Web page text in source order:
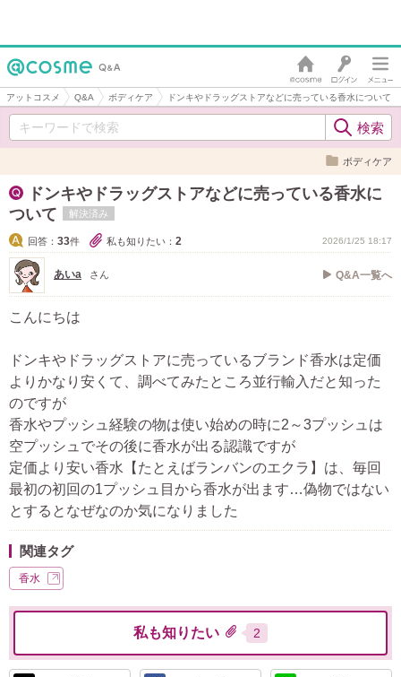
アットコスメ Q&A ボディケア ドンキやドラッグストアなどに売っている香水について
ボディケア
ドンキやドラッグストアなどに売っている香水に
ついて
解決済み
回答： 33件 私も知りたい： 2 2026/1/25 18:17
あいa さん Q&A一覧へ
こんにちは
ドンキやドラッグストアに売っているブランド香水は定価
よりかなり安くて、調べてみたところ並行輸入だと知った
のですが
香水やプッシュ経験の物は使い始めの時に2～3プッシュは
空プッシュでその後に香水が出る認識ですが
定価より安い香水【たとえばランバンのエクラ】は、毎回
最初の初回の1プッシュ目から香水が出ます…偽物ではない
とするとなぜなのか気になりました
関連タグ
香水
私も知りたい 2